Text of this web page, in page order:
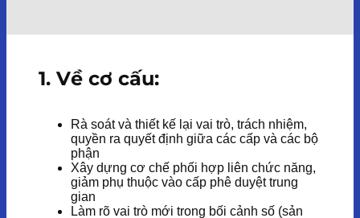
1. Về cơ cấu:
Rà soát và thiết kế lại vai trò, trách nhiệm,
quyền ra quyết định giữa các cấp và các bộ
phận
Xây dựng cơ chế phối hợp liên chức năng,
giảm phụ thuộc vào cấp phê duyệt trung
gian
Làm rõ vai trò mới trong bối cảnh số (sản